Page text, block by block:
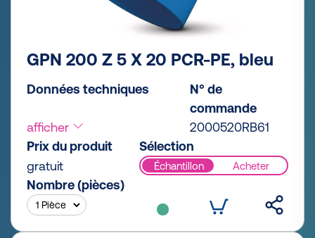
GPN 200 Z 5 X 20 PCR-PE, bleu
Données techniques
afficher
N° de
commande
2000520RB61
Prix du produit
gratuit
Sélection
Échantillon Acheter
Nombre (pièces)